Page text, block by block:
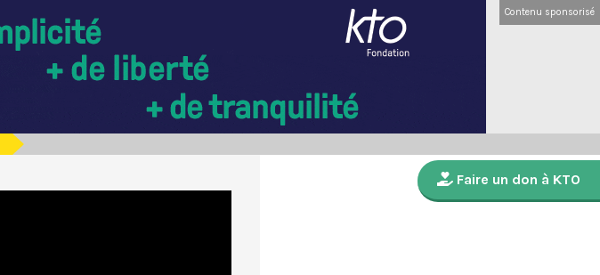
Contenu sponsorisé
Faire un don à KTO